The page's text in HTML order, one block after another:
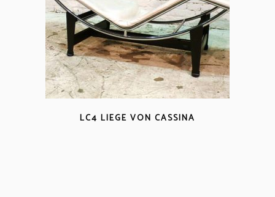
LC4 LIEGE VON CASSINA